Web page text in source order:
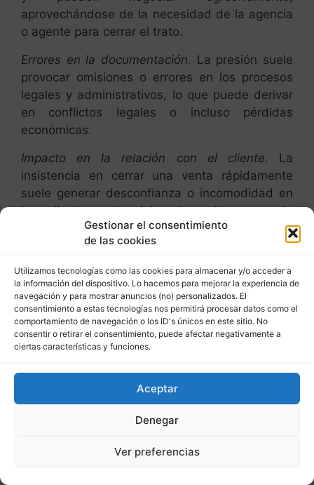
Gestionar el consentimiento
de las cookies
Utilizamos tecnologías como las cookies para almacenar y/o acceder a
la información del dispositivo. Lo hacemos para mejorar la experiencia de
navegación y para mostrar anuncios (no) personalizados. El
consentimiento a estas tecnologías nos permitirá procesar datos como el
comportamiento de navegación o los ID's únicos en este sitio. No
consentir o retirar el consentimiento, puede afectar negativamente a
ciertas características y funciones.
Aceptar
Denegar
Ver preferencias
aprovechándose de la necesidad de la agencia
o agente para cerrar el trato.
Errores en la documentación. La presión suele
provocar omisiones o errores en los procesos
legales y administrativos, lo que puede derivar
en conflictos legales o incluso pérdidas
económicas.
Impacto en la relación con el cliente. La
insistencia en cerrar una venta rápidamente
suele generar desconfianza o incomodidad en
los clientes potenciales. Lo mismo sucede
cuando se desea captar un inmueble en
2.- Prisa en obtener resultados con
estrategias de marketing digital.
El enfoque acelerado en el marketing digital
también tienerepercusiones. Sobre todo en las
campañas de Facebook Ads y de Google Ads.
perfil de comprador adecuado a ese inmueble.
Estos son algunos de los efectos negativos de